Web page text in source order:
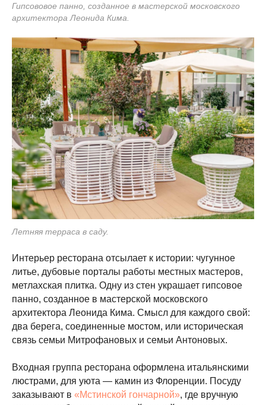
Гипсововое панно, созданное в мастерской московского
архитектора Леонида Кима.
Летняя терраса в саду.
Интерьер ресторана отсылает к истории: чугунное
литье, дубовые порталы работы местных мастеров,
метлахская плитка. Одну из стен украшает гипсовое
панно, созданное в мастерской московского
архитектора Леонида Кима. Смысл для каждого свой:
два берега, соединенные мостом, или историческая
связь семьи Митрофановых и семьи Антоновых.
Входная группа ресторана оформлена итальянскими
люстрами, для уюта — камин из Флоренции. Посуду
заказывают в «Мстинской гончарной», где вручную